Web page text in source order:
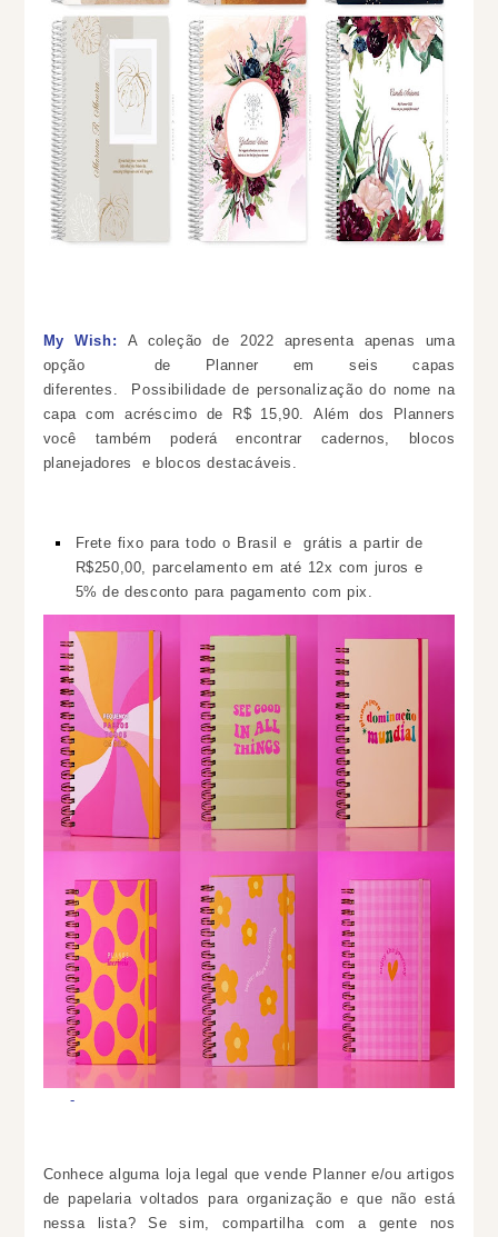
My Wish: A coleção de 2022 apresenta apenas uma
opção de Planner em seis capas
diferentes. Possibilidade de personalização do nome na
capa com acréscimo de R$ 15,90. Além dos Planners
você também poderá encontrar cadernos, blocos
planejadores e blocos destacáveis.
Frete fixo para todo o Brasil e
grátis a partir de
R$250,00, parcelamento em até 12x com juros e
5% de desconto para pagamento com pix.
Conhece alguma loja legal que vende Planner e/ou artigos
de papelaria voltados para organização e que não está
nessa lista? Se sim, compartilha com a gente nos